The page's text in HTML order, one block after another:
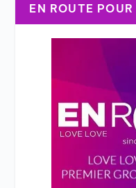
EN ROUTE